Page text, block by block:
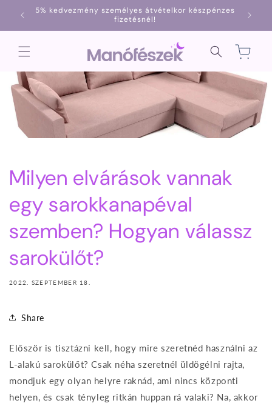
Ugrás a
tartalomhoz
5% kedvezmény személyes átvételkor készpénzes
fizetésnél!
Kosár
Milyen elvárások vannak
egy sarokkanapéval
szemben? Hogyan válassz
sarokülőt?
2022. SZEPTEMBER 18.
Share
Először is tisztázni kell, hogy mire szeretnéd használni az
L-alakú sarokülőt? Csak néha szeretnél üldögélni rajta,
mondjuk egy olyan helyre raknád, ami nincs központi
helyen, és csak tényleg ritkán huppan rá valaki? Na, akkor